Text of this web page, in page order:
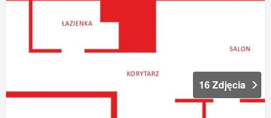
16 Zdjęcia